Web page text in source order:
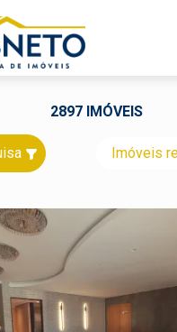
2897 IMÓVEIS